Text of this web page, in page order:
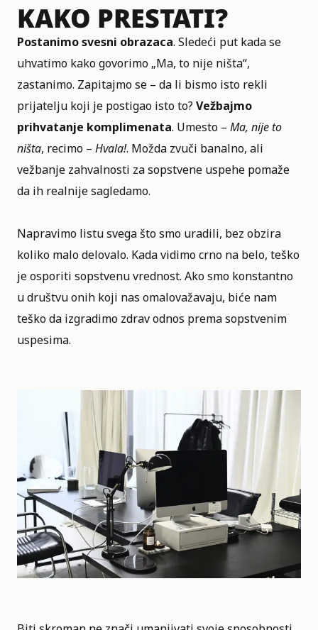
KAKO PRESTATI?
Postanimo svesni obrazaca. Sledeći put kada se
uhvatimo kako govorimo „Ma, to nije ništa“,
zastanimo. Zapitajmo se – da li bismo isto rekli
prijatelju koji je postigao isto to? Vežbajmo
prihvatanje komplimenata. Umesto – Ma, nije to
ništa, recimo – Hvala!. Možda zvuči banalno, ali
vežbanje zahvalnosti za sopstvene uspehe pomaže
da ih realnije sagledamo.
Napravimo listu svega što smo uradili, bez obzira
koliko malo delovalo. Kada vidimo crno na belo, teško
je osporiti sopstvenu vrednost. Ako smo konstantno
u društvu onih koji nas omalovažavaju, biće nam
teško da izgradimo zdrav odnos prema sopstvenim
uspesima.